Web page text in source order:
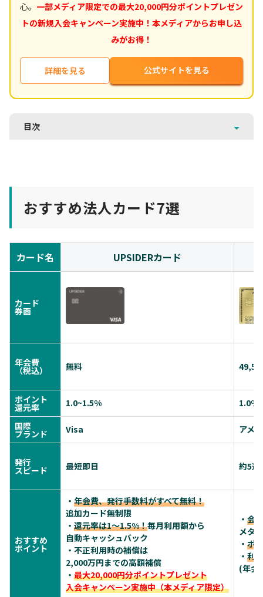
心。 一部メディア限定での最大20,000円分ポイントプレゼン
トの新規入会キャンペーン実施中！本メディアからお申し込
みがお得！
詳細を見る 公式サイトを見る
目次
おすすめ法人カード7選
カード名 UPSIDERカード
カード
券面
年会費
（税込） 無料
ポイント
還元率 1.0~1.5%
国際
ブランド Visa アメ
発行
スピード 最短即日 約5週
おすすめ
ポイント
・ 年会費、発行手数料がすべて無料！
追加カード無制限
・ 還元率は1～1.5%！毎月利用額から
自動キャッシュバック
・不正利用時の補償は
2,000万円までの高額補償
・ 最大20,000円分ポイントプレゼント
入会キャンペーン実施中（本メディア限定）
・ 会
メタ
・ ポ
・ 利
(年会